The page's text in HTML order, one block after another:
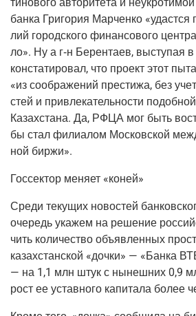
ти­но­во­го авто­ри­те­та и
бан­ка Гри­го­рия Мар­чен­ко
лий город­ско­го финан­со­во­го
ло». Ну а г‑н Берен­та­ев, высту­пая
кон­ста­ти­ро­вал, что про­ект этот
«из сооб­ра­же­ний пре­сти­жа, без
стей и при­вле­ка­тель­но­сти
Казах­ста­на. Да, РФЦА мог быть
бы стал фили­а­лом Мос­ков­ской
ной биржи».
Гос­сек­тор меня­ет «коней»
Сре­ди теку­щих ново­стей
оче­редь ука­жем на реше­ние
чить коли­че­ство объ­яв­лен­ных
казах­стан­ской «доч­ки» — «Бан­ка
— на 1,1 млн штук с нынеш­них 0,9
рост ее устав­но­го капи­та­ла более